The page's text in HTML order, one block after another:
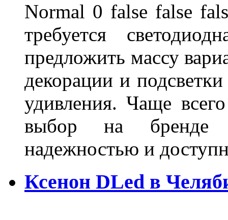
Normal 0 false false
требуется
предложить массу
декорации и
удивления. Чаще
выбор на бренде
надежностью и
Ксенон DLed в